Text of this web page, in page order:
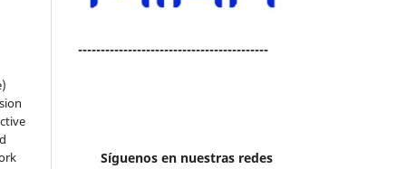
------------------------------------------
Síguenos en nuestras redes